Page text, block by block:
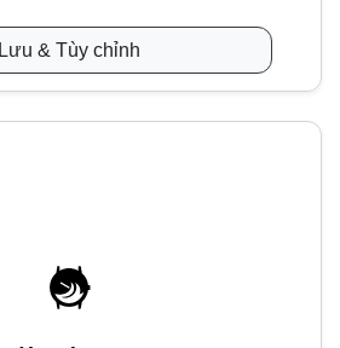
Lưu & Tùy chỉnh